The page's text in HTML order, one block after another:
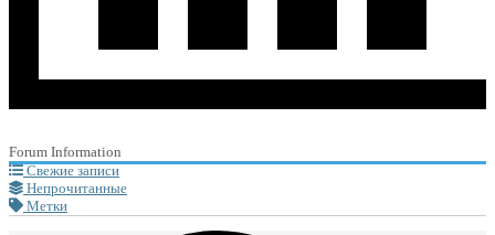
Forum Information
Свежие записи
Непрочитанные
Метки